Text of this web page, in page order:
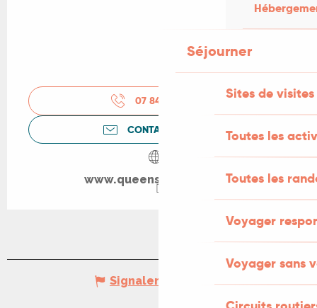
Séjourner
Sites de visites
Toutes les
Toutes les
Voyager
Voyager sans
07 84 20 76
CONTACTEZ-NOUS
www.queensescape.com
Signaler une erreur